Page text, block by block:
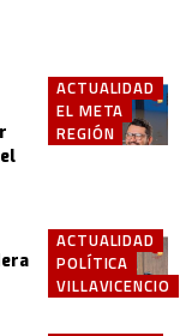
ACTUALIDAD
EL META
REGIÓN
ACTUALIDAD
POLÍTICA
VILLAVICENCIO